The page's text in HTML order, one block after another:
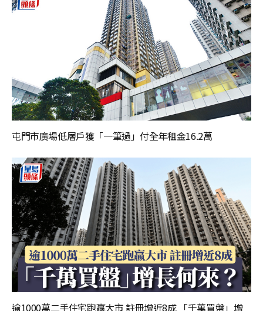
屯門市廣場低層戶獲「一筆過」付全年租金16.2萬
逾1000萬二手住宅跑贏大市 註冊增近8成 「千萬買盤」增